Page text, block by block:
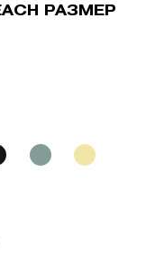
РАЗМЕР